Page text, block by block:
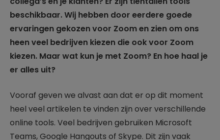
beschikbaar. Wij hebben door eerdere goede
ervaringen gekozen voor Zoom en zien om ons
heen veel bedrijven kiezen die ook voor Zoom
kiezen. Maar wat kun je met Zoom? En hoe haal je
er alles uit?
Vooraf geven we alvast aan dat er op dit moment
heel veel artikelen te vinden zijn over verschillende
online tools. Veel bedrijven gebruiken Microsoft
Teams, Google Hangouts of Skype. Dit zijn vaak